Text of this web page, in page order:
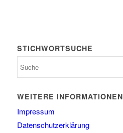
STICHWORTSUCHE
WEITERE INFORMATIONEN
Impressum
Datenschutzerklärung